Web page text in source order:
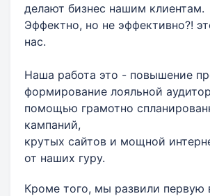
делают бизнес нашим клиентам.
Эффектно, но не эффективно?!
нас.
Наша работа это - повышение
формирование лояльной
помощью грамотно
кампаний,
крутых сайтов и мощной
от наших гуру.
Кроме того, мы развили первую